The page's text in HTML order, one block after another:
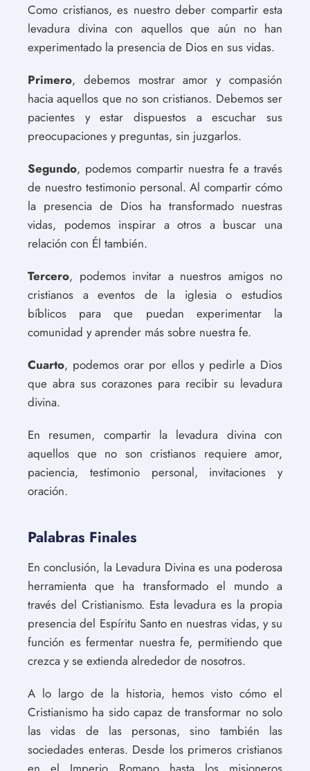
Como cristianos, es nuestro deber compartir esta
levadura divina con aquellos que aún no han
experimentado la presencia de Dios en sus vidas.
Primero, debemos mostrar amor y compasión
hacia aquellos que no son cristianos. Debemos ser
pacientes y estar dispuestos a escuchar sus
preocupaciones y preguntas, sin juzgarlos.
Segundo, podemos compartir nuestra fe a través
de nuestro testimonio personal. Al compartir cómo
la presencia de Dios ha transformado nuestras
vidas, podemos inspirar a otros a buscar una
relación con Él también.
Tercero, podemos invitar a nuestros amigos no
cristianos a eventos de la iglesia o estudios
bíblicos para que puedan experimentar la
comunidad y aprender más sobre nuestra fe.
Cuarto, podemos orar por ellos y pedirle a Dios
que abra sus corazones para recibir su levadura
divina.
En resumen, compartir la levadura divina con
aquellos que no son cristianos requiere amor,
paciencia, testimonio personal, invitaciones y
oración.
Palabras Finales
En conclusión, la Levadura Divina es una poderosa
herramienta que ha transformado el mundo a
través del Cristianismo. Esta levadura es la propia
presencia del Espíritu Santo en nuestras vidas, y su
función es fermentar nuestra fe, permitiendo que
crezca y se extienda alrededor de nosotros.
A lo largo de la historia, hemos visto cómo el
Cristianismo ha sido capaz de transformar no solo
las vidas de las personas, sino también las
sociedades enteras. Desde los primeros cristianos